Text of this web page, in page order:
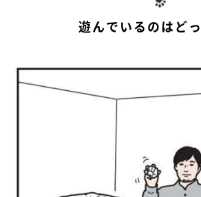
遊んでいるのはど